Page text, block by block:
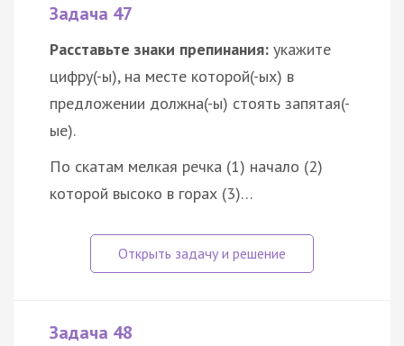
Задача 47
Расставьте знаки препинания: укажите
цифру(-ы), на месте которой(-ых) в
предложении должна(-ы) стоять запятая(-
ые).
По скатам мелкая речка (1) начало (2)
которой высоко в горах (3)…
Задача 48